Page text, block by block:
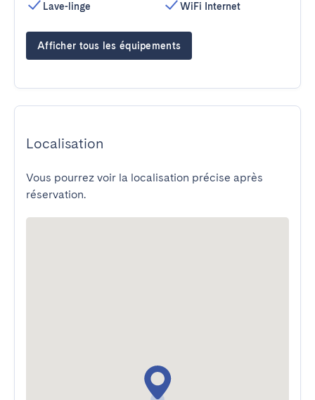
Lave-linge
WiFi Internet
Afficher tous les équipements
Localisation
Vous pourrez voir la localisation précise après
réservation.